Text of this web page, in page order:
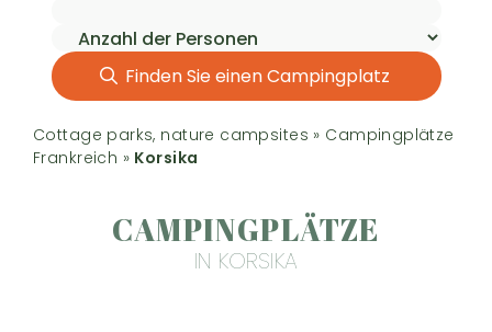
Finden Sie einen Campingplatz
Cottage parks, nature campsites » Campingplätze
Frankreich » Korsika
CAMPINGPLÄTZE
IN KORSIKA